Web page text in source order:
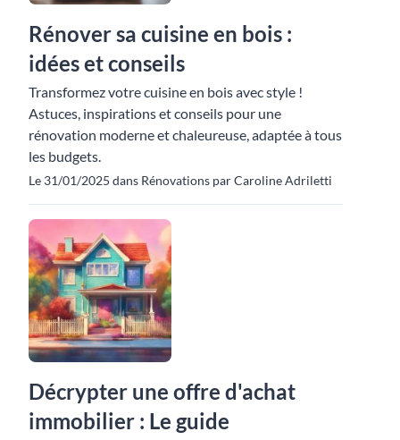
Rénover sa cuisine en bois :
idées et conseils
Transformez votre cuisine en bois avec style !
Astuces, inspirations et conseils pour une
rénovation moderne et chaleureuse, adaptée à tous
les budgets.
Le 31/01/2025 dans Rénovations par Caroline Adriletti
Décrypter une offre d'achat
immobilier : Le guide